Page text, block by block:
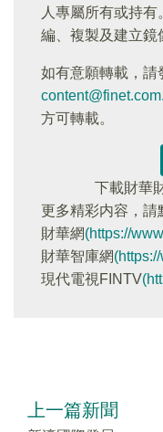
人專屬所有或持
編、複製及建立鏡
如有意願轉載，請
方可轉載。
下載財華
更多精彩内容，請
財華網(https://
財華智庫網
現代電視FINTV
上一篇新聞